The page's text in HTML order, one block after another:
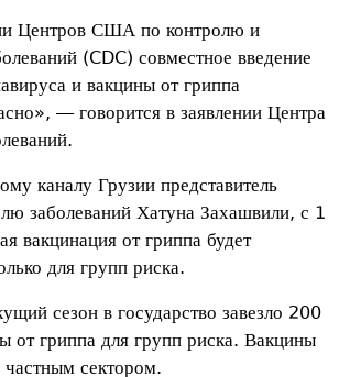
Центров США по контролю и
(CDC) совместное введение
и вакцины от гриппа
— говорится в заявлении Центра
каналу Грузии представитель
заболеваний Хатуна Захашвили, с 1
вакцинация от гриппа будет
для групп риска.
сезон в государство завезло 200
от гриппа для групп риска. Вакцины
частным сектором.